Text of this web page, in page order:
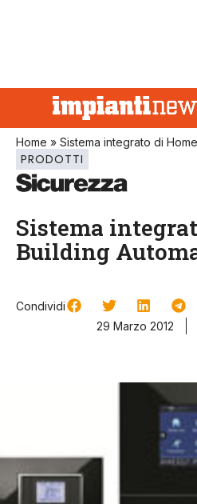
Home » Sistema integrato di
PRODOTTI
Sistema
Building
Condividi
29 Marzo 2012